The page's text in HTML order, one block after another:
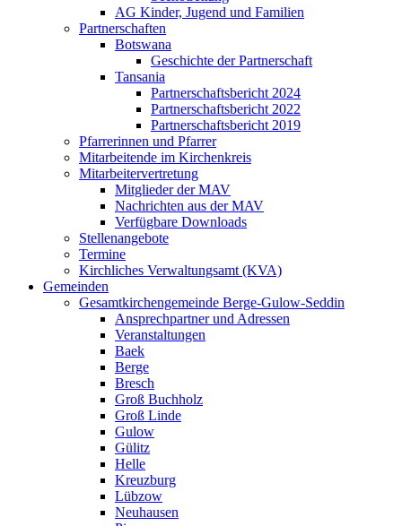
AG Kinder, Jugend und Familien
Partnerschaften
Botswana
Geschichte der Partnerschaft
Tansania
Partnerschaftsbericht 2024
Partnerschaftsbericht 2022
Partnerschaftsbericht 2019
Pfarrerinnen und Pfarrer
Mitarbeitende im Kirchenkreis
Mitarbeitervertretung
Mitglieder der MAV
Nachrichten aus der MAV
Verfügbare Downloads
Stellenangebote
Termine
Kirchliches Verwaltungsamt (KVA)
Gemeinden
Gesamtkirchengemeinde Berge-Gulow-Seddin
Ansprechpartner und Adressen
Veranstaltungen
Baek
Berge
Bresch
Groß Buchholz
Groß Linde
Gulow
Gülitz
Helle
Kreuzburg
Lübzow
Neuhausen